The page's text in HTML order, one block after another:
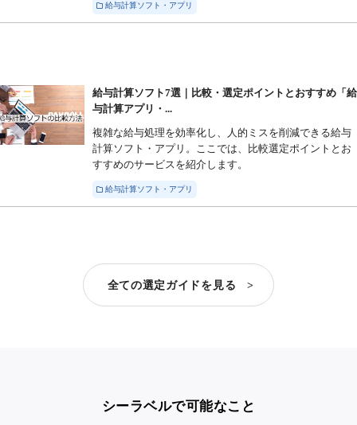
給与計算ソフト・アプリ
給与計算ソフト7選｜比較・選定ポイントとおすすめ「給
与計算アプリ・...
複雑な給与処理を効率化し、人的ミスを削減できる給与
計算ソフト・アプリ。ここでは、比較選定ポイントとお
すすめのサービスを紹介します。
給与計算ソフト・アプリ
全ての選定ガイドを見る >
シーラベルで可能なこと